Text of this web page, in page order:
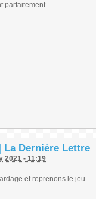
parfaitement
La Dernière Lettre
2021 - 11:19
et reprenons le jeu